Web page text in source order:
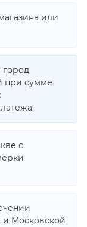
или
город
при сумме
с
и Московской